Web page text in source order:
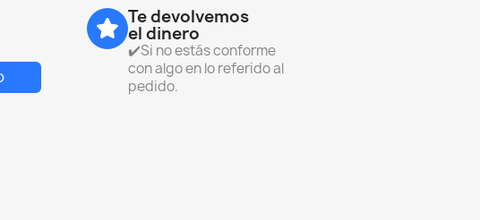
Te devolvemos
el dinero
✔️Si no estás conforme
con algo en lo referido al
pedido.